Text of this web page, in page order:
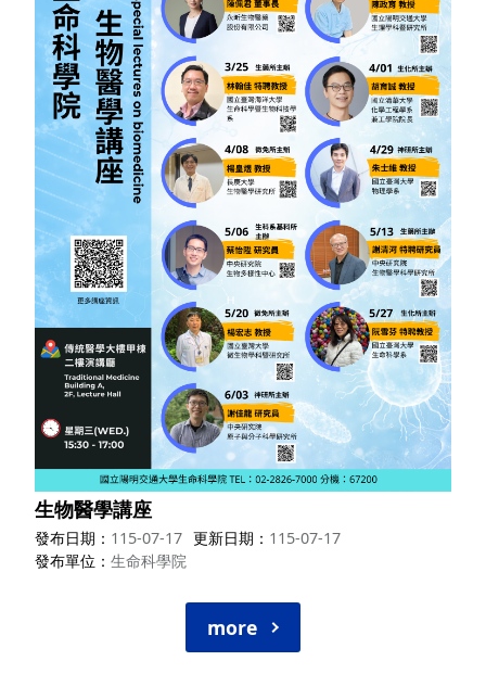
生物醫學講座
發布日期 115-07-17 更新日期
115-07-17
發布單位
生命科學院
more